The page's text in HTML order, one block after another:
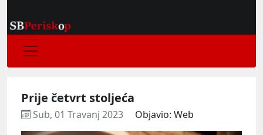
Prije četvrt stoljeća
Sub, 01 Travanj 2023 Objavio: Web